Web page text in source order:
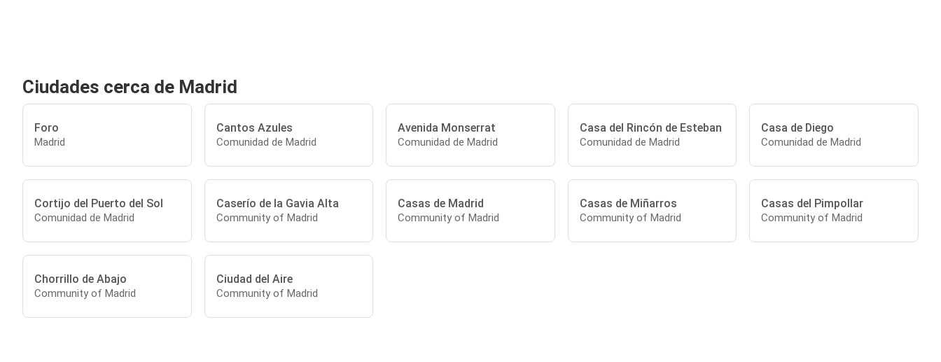
Ciudades cerca de Madrid
Foro
Madrid
Cantos Azules
Comunidad de Madrid
Avenida Monserrat
Comunidad de Madrid
Casa del Rincón de Esteban
Comunidad de Madrid
Casa de Diego
Comunidad de Madrid
Cortijo del Puerto del Sol
Comunidad de Madrid
Caserío de la Gavia Alta
Community of Madrid
Casas de Madrid
Community of Madrid
Casas de Miñarros
Community of Madrid
Casas del Pimpollar
Community of Madrid
Chorrillo de Abajo
Community of Madrid
Ciudad del Aire
Community of Madrid